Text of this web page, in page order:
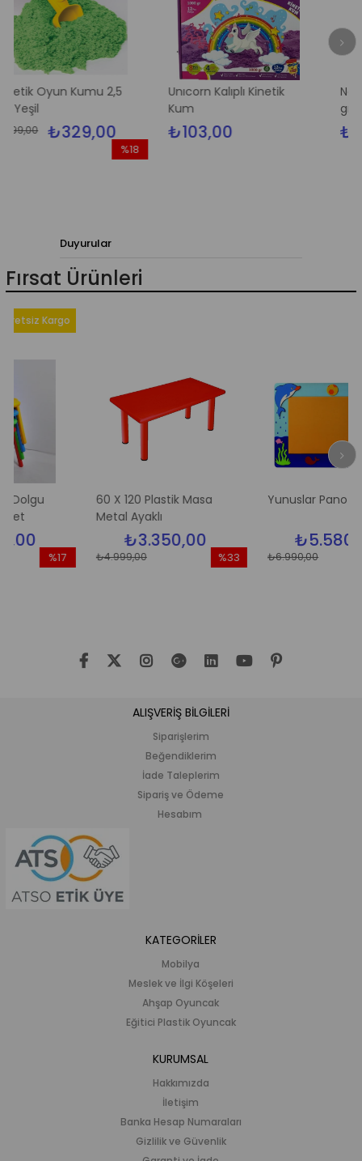
Kumu 2,5
Unıcorn Kalıplı Kinetik
₺103,00
Naturel
₺249,00
Duyurular
Fırsat Ürünleri
Kargo
60 X 120 Plastik Masa
Metal Ayaklı
₺3.350,00
₺4.999,00
Yunuslar Pano
₺5.580,00
₺6.990,00
ALIŞVERİŞ BİLGİLERİ
Siparişlerim
Beğendiklerim
İade Taleplerim
Sipariş ve Ödeme
Hesabım
KATEGORİLER
Mobilya
Meslek ve İlgi Köşeleri
Ahşap Oyuncak
Eğitici Plastik Oyuncak
KURUMSAL
Hakkımızda
İletişim
Banka Hesap Numaraları
Gizlilik ve Güvenlik